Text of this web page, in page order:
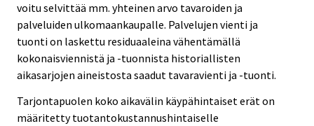
voitu selvittää mm. yhteinen arvo tavaroiden ja
palveluiden ulkomaankaupalle. Palvelujen vienti ja
tuonti on laskettu residuaaleina vähentämällä
kokonaisviennistä ja -tuonnista historiallisten
aikasarjojen aineistosta saadut tavaravienti ja -tuonti.
Tarjontapuolen koko aikavälin käypähintaiset erät on
määritetty tuotantokustannushintaiselle